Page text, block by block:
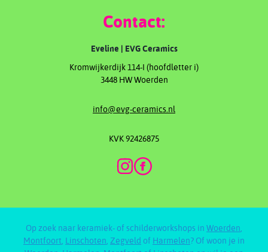
Contact:
Eveline | EVG Ceramics
Kromwijkerdijk 114-I (hoofdletter i)
3448 HW Woerden
info@evg-ceramics.nl
KVK 92426875
Op zoek naar keramiek- of schilderworkshops in Woerden,
Montfoort, Linschoten, Zegveld of Harmelen? Of woon je in